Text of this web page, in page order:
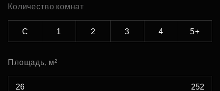
Количество комнат
С 1 2 3 4 5+
Площадь, м²